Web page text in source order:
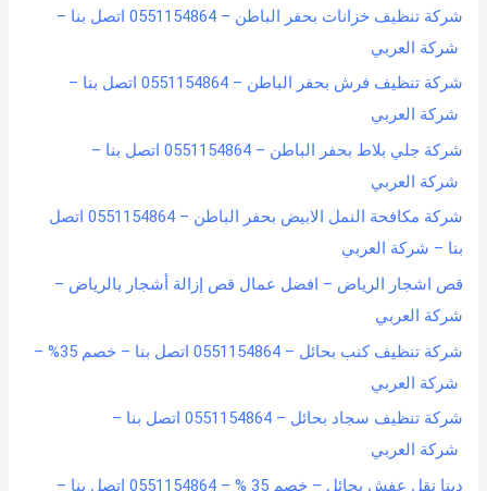
شركة تنظيف خزانات بحفر الباطن – 0551154864 اتصل بنا –
شركة العربي
شركة تنظيف فرش بحفر الباطن – 0551154864 اتصل بنا –
شركة العربي
شركة جلي بلاط بحفر الباطن – 0551154864 اتصل بنا –
شركة العربي
شركة مكافحة النمل الابيض بحفر الباطن – 0551154864 اتصل
بنا – شركة العربي
قص اشجار الرياض – افضل عمال قص إزالة أشجار بالرياض –
شركة العربي
شركة تنظيف كنب بحائل – 0551154864 اتصل بنا – خصم 35% –
شركة العربي
شركة تنظيف سجاد بحائل – 0551154864 اتصل بنا –
شركة العربي
دينا نقل عفش بحائل – خصم 35 % – 0551154864 اتصل بنا –